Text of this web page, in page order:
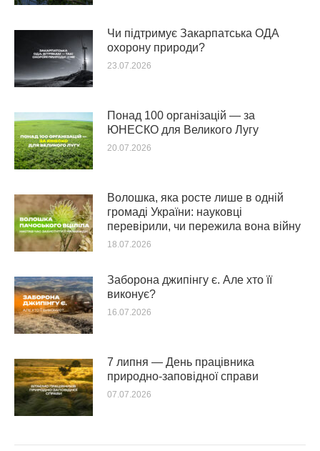
Чи підтримує Закарпатська ОДА
охорону природи?
23.07.2026
Понад 100 організацій — за
ЮНЕСКО для Великого Лугу
20.07.2026
Волошка, яка росте лише в одній
громаді України: науковці
перевірили, чи пережила вона війну
18.07.2026
Заборона джипінгу є. Але хто її
виконує?
16.07.2026
7 липня — День працівника
природно-заповідної справи
07.07.2026